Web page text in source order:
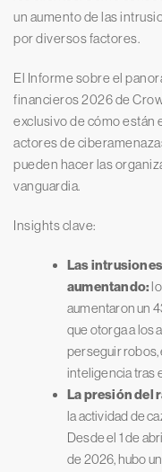
un aumento de las
por diversos factores.
El Informe sobre el
financieros 2026 de
exclusivo de cómo están
actores de
pueden hacer las
vanguardia.
Insights clave:
Las
aumentando:
aumentaron un
que otorga a los
perseguir
inteligencia tras
La presión del
la actividad de
Desde el 1 de
de 2026, hubo